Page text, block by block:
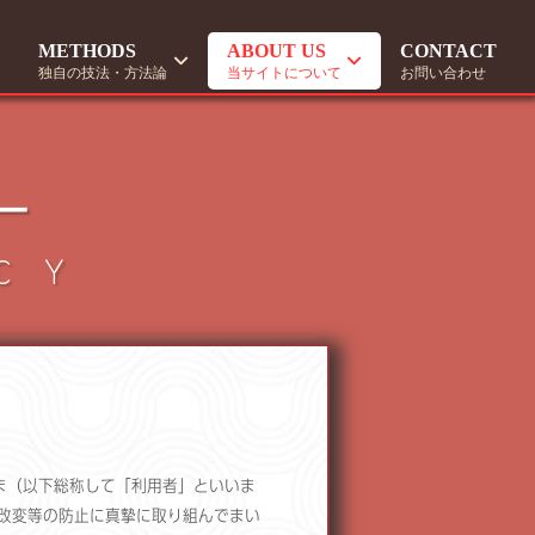
METHODS
独自の技法・方法論
ABOUT US
当サイトについて
CONTACT
お問い合わせ
以下総称して「利用者」といいま
変等の防止に真摯に取り組んでまい